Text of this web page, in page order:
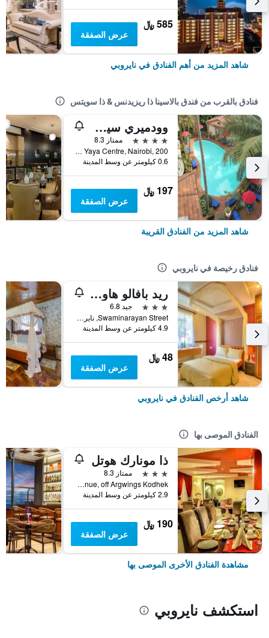
585 ﷼
عرض الصفقة
شاهد المزيد من أهم الفنادق في نايروبي
فنادق بالقرب من فندق بالاسينا ذا ريزيدنس & ذا سويتس
وودميري سيرفيسد أبارتمنتس
4 نجوم
ممتاز 8.3
Rose Avenue, Off Lenana Road, Near Yaya Centre, Nairobi, 200, نايروبي, كينيا
0.6 كيلومتر عن وسط المدينة
197 ﷼
عرض الصفقة
شاهد المزيد من الفنادق القريبة
فنادق رخيصة في نايروبي
ريد بافالو هاوس هوتل
3 نجوم
جيد 6.8
Swaminarayan Street, نايروبي, كينيا
4.9 كيلومتر عن وسط المدينة
48 ﷼
عرض الصفقة
شاهد أرخص الفنادق في نايروبي
الفنادق الموصى بها
ذا مونارك هوتل
3 نجوم
ممتاز 8.3
Rose Avenue, off Argwings Kodhek, نايروبي, كينيا
2.9 كيلومتر عن وسط المدينة
190 ﷼
عرض الصفقة
مشاهدة الفنادق الأخرى الموصى بها
استكشف نايروبي